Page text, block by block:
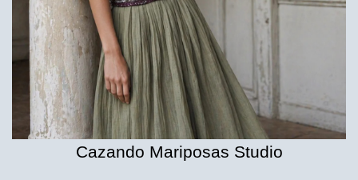
Cazando Mariposas Studio